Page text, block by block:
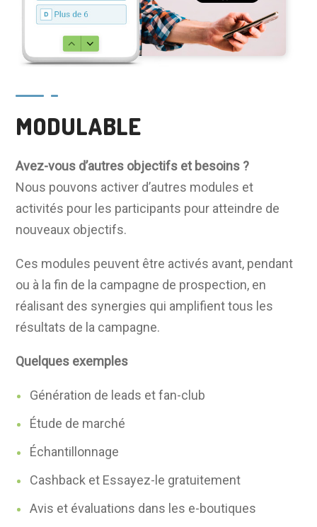
MODULABLE
Avez-vous d’autres objectifs et besoins ?
Nous pouvons activer d’autres modules et
activités pour les participants pour atteindre de
nouveaux objectifs.
Ces modules peuvent être activés avant, pendant
ou à la fin de la campagne de prospection, en
réalisant des synergies qui amplifient tous les
résultats de la campagne.
Quelques exemples
Génération de leads et fan-club
Étude de marché
Échantillonnage
Cashback et Essayez-le gratuitement
Avis et évaluations dans les e-boutiques